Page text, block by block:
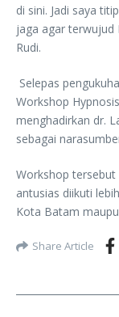
di sini. Jadi saya
jaga agar terwujud
Rudi.
Selepas
Workshop
menghadirkan dr.
sebagai
Workshop
antusias diikuti
Kota Batam
Share Article